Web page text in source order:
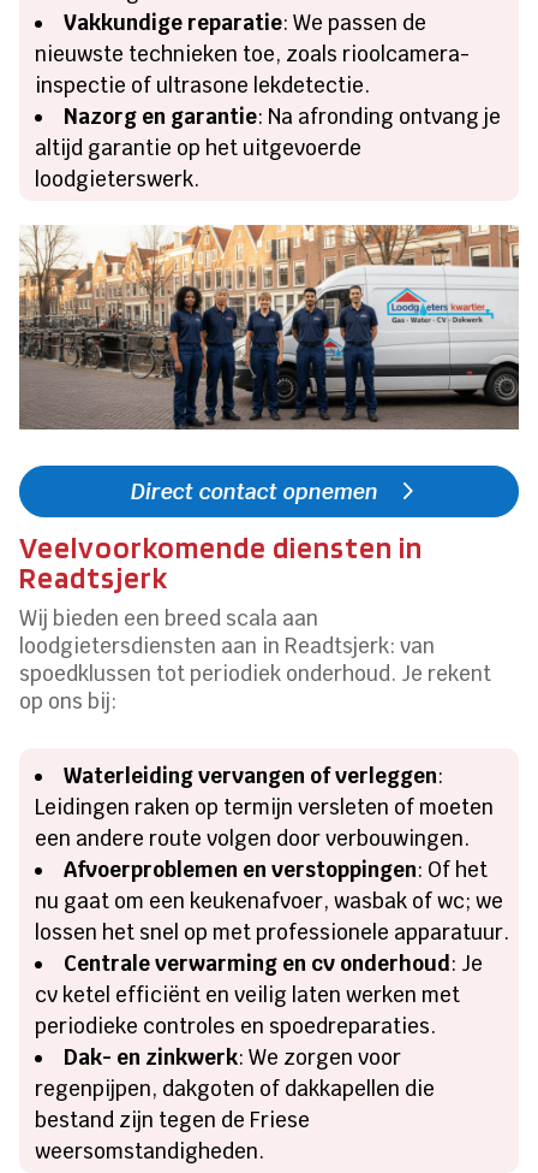
Vakkundige reparatie: We passen de
nieuwste technieken toe, zoals rioolcamera-
inspectie of ultrasone lekdetectie.
Nazorg en garantie: Na afronding ontvang je
altijd garantie op het uitgevoerde
loodgieterswerk.
Direct contact opnemen
Veelvoorkomende diensten in
Readtsjerk
Wij bieden een breed scala aan
loodgietersdiensten aan in Readtsjerk: van
spoedklussen tot periodiek onderhoud. Je rekent
op ons bij:
Waterleiding vervangen of verleggen:
Leidingen raken op termijn versleten of moeten
een andere route volgen door verbouwingen.
Afvoerproblemen en verstoppingen: Of het
nu gaat om een keukenafvoer, wasbak of wc; we
lossen het snel op met professionele apparatuur.
Centrale verwarming en cv onderhoud: Je
cv ketel efficiënt en veilig laten werken met
periodieke controles en spoedreparaties.
Dak- en zinkwerk: We zorgen voor
regenpijpen, dakgoten of dakkapellen die
bestand zijn tegen de Friese
weersomstandigheden.